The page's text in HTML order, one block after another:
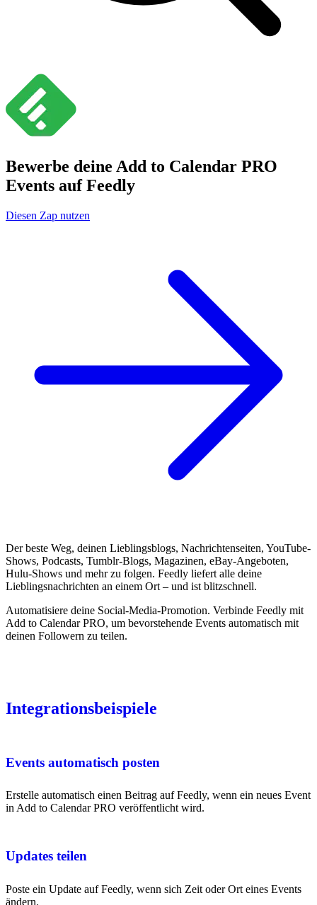
Bewerbe deine Add to Calendar PRO
Events auf Feedly
Diesen Zap nutzen
Der beste Weg, deinen Lieblingsblogs, Nachrichtenseiten, YouTube-
Shows, Podcasts, Tumblr-Blogs, Magazinen, eBay-Angeboten,
Hulu-Shows und mehr zu folgen. Feedly liefert alle deine
Lieblingsnachrichten an einem Ort – und ist blitzschnell.
Automatisiere deine Social-Media-Promotion. Verbinde Feedly mit
Add to Calendar PRO, um bevorstehende Events automatisch mit
deinen Followern zu teilen.
Integrationsbeispiele
Events automatisch posten
Erstelle automatisch einen Beitrag auf Feedly, wenn ein neues Event
in Add to Calendar PRO veröffentlicht wird.
Updates teilen
Poste ein Update auf Feedly, wenn sich Zeit oder Ort eines Events
ändern.